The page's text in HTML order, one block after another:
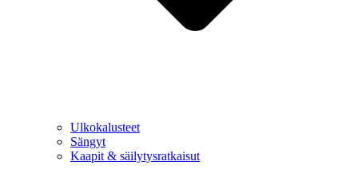
Ulkokalusteet
Sängyt
Kaapit & säilytysratkaisut